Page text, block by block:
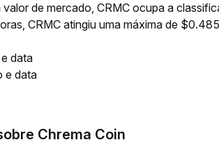
de mercado, CRMC ocupa a
CRMC atingiu uma máxima de
data
e data
Chrema Coin